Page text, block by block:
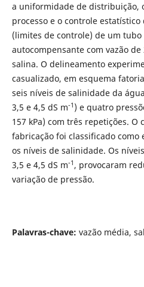
a uniformidade de distribuição,
processo e o controle
(limites de controle) de um
autocompensante com vazão de
salina. O delineamento
casualizado, em esquema
seis níveis de salinidade da
3,5 e 4,5 dS m-1 ) e quatro
157 kPa) com três repetições. O
fabricação foi classificado como
os níveis de salinidade. Os
3,5 e 4,5 dS m-1 , provocaram
variação de pressão.
Palavras-chave: vazão média,